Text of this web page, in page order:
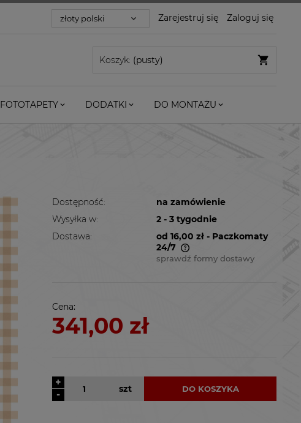
Zarejestruj się Zaloguj się
Koszyk: (pusty)
FOTOTAPETY DODATKI DO MONTAŻU
Dostępność:
na zamówienie
Wysyłka w:
2 - 3 tygodnie
Dostawa:
od 16,00 zł - Paczkomaty
24/7
sprawdź formy dostawy
Cena:
341,00 zł
-
+
szt DO KOSZYKA